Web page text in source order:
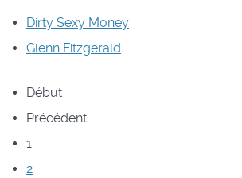
Dirty Sexy Money
Glenn Fitzgerald
Début
Précédent
1
2